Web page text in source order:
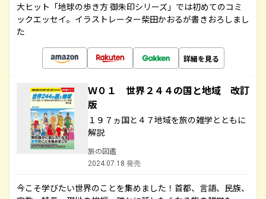
大ヒット「地球の歩き方 御朱印シリーズ」では初めてのコミ
ックエッセイ。イラストレーター柴田かおるが書きおろしまし
た
詳細を見る
Ｗ０１ 世界２４４の国と地域 改訂
版
１９７ヵ国と４７地域を旅の雑学とともに
解説
旅の図鑑
2024.07.18 発売
今こそ学びたい世界のことを集めました！首都、言語、民族、